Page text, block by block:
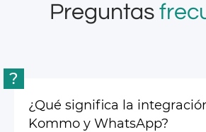
Preguntas
?
¿Qué significa la
Kommo y WhatsApp?